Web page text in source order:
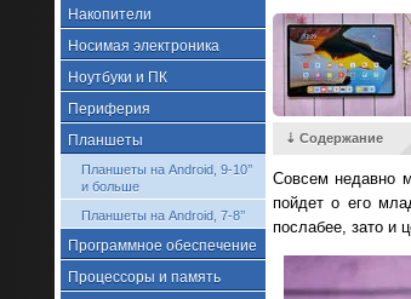
Накопители
Носимая электроника
Ноутбуки и ПК
Периферия
Планшеты
Планшеты на Android, 9-10’’
и больше
Планшеты на Android, 7-8’’
Программное обеспечение
Процессоры и память
⇣ Содержание
Совсем недавно
пойдет о его
послабее, зато и